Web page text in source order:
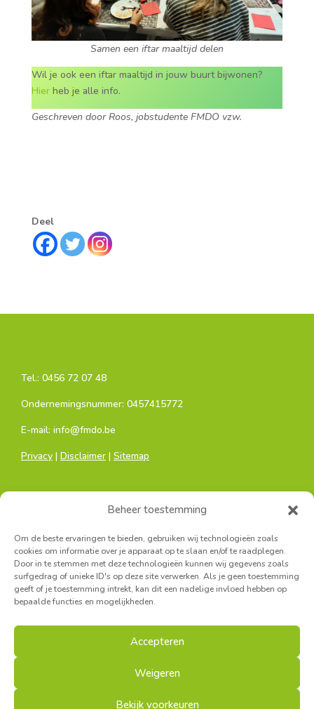
Beheer toestemming
Om de beste ervaringen te bieden, gebruiken wij technologieën zoals
cookies om informatie over je apparaat op te slaan en/of te raadplegen.
Door in te stemmen met deze technologieën kunnen wij gegevens zoals
surfgedrag of unieke ID's op deze site verwerken. Als je geen toestemming
geeft of je toestemming intrekt, kan dit een nadelige invloed hebben op
bepaalde functies en mogelijkheden.
Accepteren
Weigeren
Bekijk voorkeuren
Samen een iftar maaltijd delen
Wil je ook een iftar maaltijd in jouw buurt bijwonen?
Hierheb je alle info.
Geschreven door Roos, jobstudente FMDO vzw.
Deel
Tel.: 0456 72 07 48
Ondernemingsnummer: 0457415772
E-mail: info@fmdo.be
Privacy | Disclaimer | Sitemap
Hoofdkantoor:
Sainctelettesquare 19, 1000 Brussel
Turnhoutsebaan 139A, 2140 Borgerhout
Secretariaat West-Vlaanderen: